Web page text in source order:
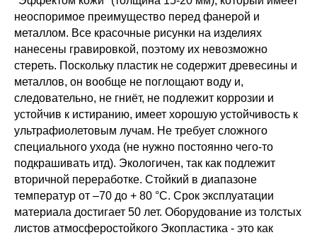
неоспоримое преимущество перед фанерой и
металлом. Все красочные рисунки на изделиях
нанесены гравировкой, поэтому их невозможно
стереть. Поскольку пластик не содержит древесины и
металлов, он вообще не поглощают воду и,
следовательно, не гниёт, не подлежит коррозии и
устойчив к истиранию, имеет хорошую устойчивость к
ультрафиолетовым лучам. Не требует сложного
специального ухода (не нужно постоянно чего-то
подкрашивать итд). Экологичен, так как подлежит
вторичной переработке. Стойкий в диапазоне
температур от –70 до + 80 °С. Срок эксплуатации
материала достигает 50 лет. Оборудование из толстых
листов атмосферостойкого Экопластика - это как